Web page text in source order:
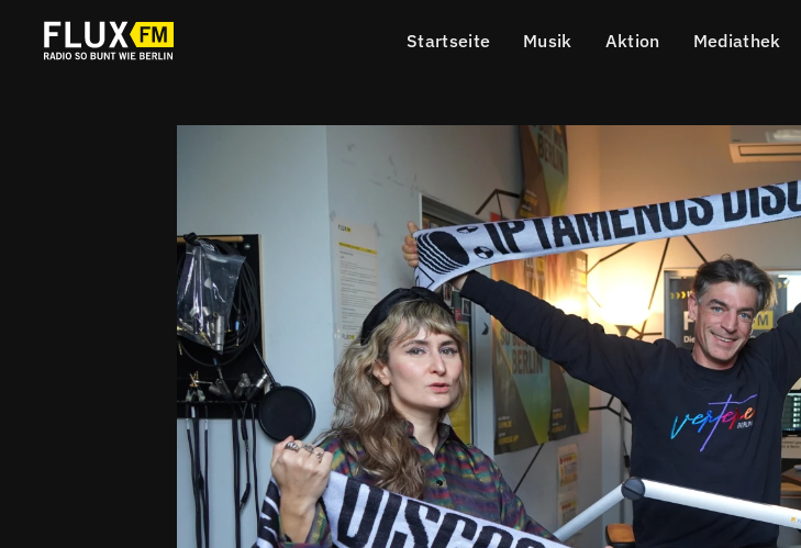
Startseite Musik Aktion Mediathek